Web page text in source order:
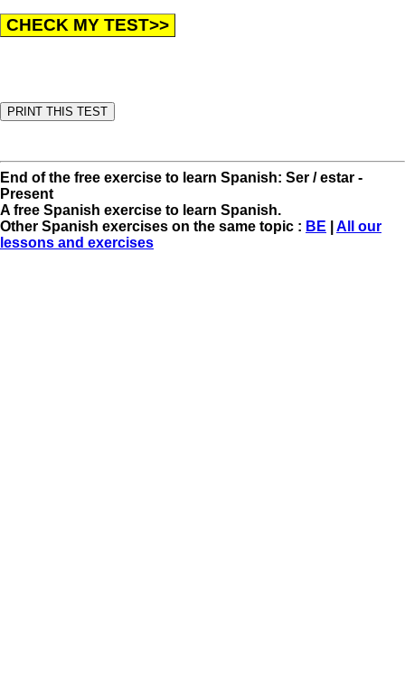
End of the free exercise to learn Spanish: Ser / estar -
Present
A free Spanish exercise to learn Spanish.
Other Spanish exercises on the same topic : BE
All our
lessons and exercises